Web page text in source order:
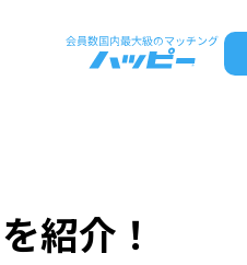
紹介！